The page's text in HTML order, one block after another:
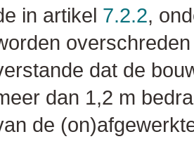
in artikel 7.2.2,
dat de
dan 1,2 m
de